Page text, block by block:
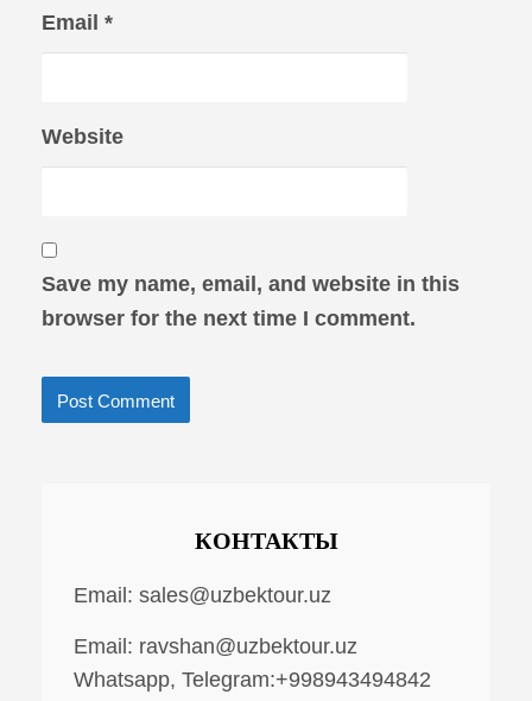
Email *
Website
Save my name, email, and website in this
browser for the next time I comment.
КОНТАКТЫ
Email: sales@uzbektour.uz
Email: ravshan@uzbektour.uz
Whatsapp, Telegram:+998943494842